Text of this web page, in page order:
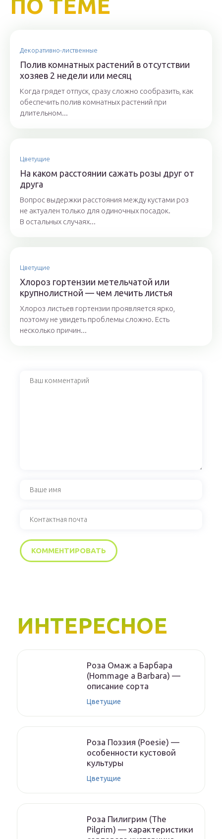
ПО ТЕМЕ
Декоративно-лиственные
Полив комнатных растений в отсутствии
хозяев 2 недели или месяц
Когда грядет отпуск, сразу сложно сообразить, как
обеспечить полив комнатных растений при
длительном...
Цветущие
На каком расстоянии сажать розы друг от
друга
Вопрос выдержки расстояния между кустами роз
не актуален только для одиночных посадок.
В остальных случаях...
Цветущие
Хлороз гортензии метельчатой или
крупнолистной — чем лечить листья
Хлороз листьев гортензии проявляется ярко,
поэтому не увидеть проблемы сложно. Есть
несколько причин...
ИНТЕРЕСНОЕ
Роза Омаж а Барбара
(Hommage a Barbara) —
описание сорта
Цветущие
Роза Поэзия (Poesie) —
особенности кустовой
культуры
Цветущие
Роза Пилигрим (The
Pilgrim) — характеристики